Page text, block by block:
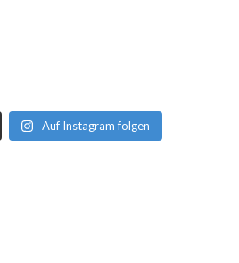
Auf Instagram folgen